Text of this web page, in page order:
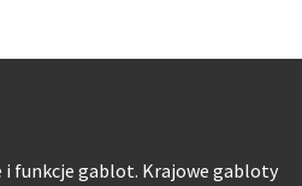
funkcje gablot. Krajowe gabloty